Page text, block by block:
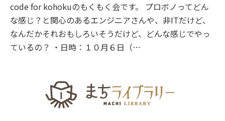
code for kohokuのもくもく会です。 プロボノってどん
な感じ？と関心のあるエンジニアさんや、非ITだけど、
なんだかそれおもしろいそうだけど、どんな感じでやっ
ているの？ ・日時：１０月６日（…